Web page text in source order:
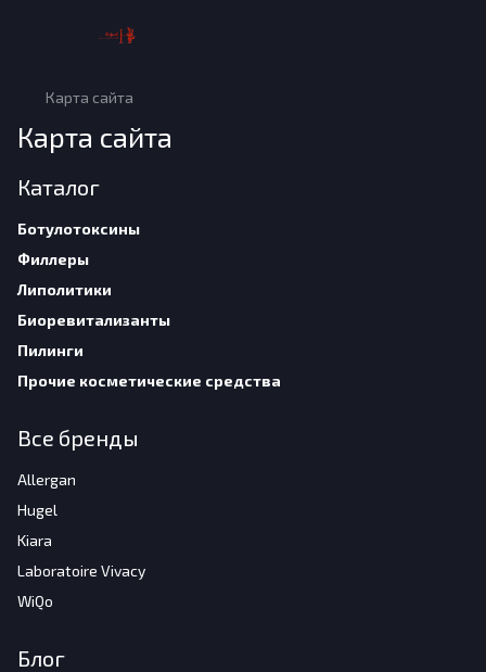
Карта сайта
Карта сайта
Каталог
Ботулотоксины
Филлеры
Липолитики
Биоревитализанты
Пилинги
Прочие косметические средства
Все бренды
Allergan
Hugel
Kiara
Laboratoire Vivacy
WiQo
Блог